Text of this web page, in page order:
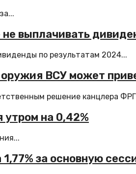
выплачивать
по результатам 2024...
оружия ВСУ может
решение канцлера
на 0,42%
за основную